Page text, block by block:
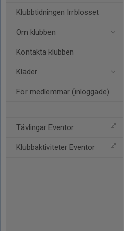
Klubbtidningen Irrblosset
Om klubben
Kontakta klubben
Kläder
För medlemmar (inloggade)
Tävlingar Eventor
Klubbaktiviteter Eventor